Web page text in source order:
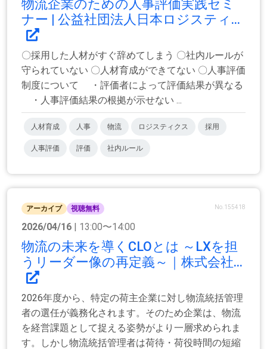
物流企業のための人事評価実践セミ
ナー | 公益社団法人日本ロジスティ...
〇採用した人材がすぐ辞めてしまう 〇社内ルールが
守られていない 〇人材育成ができてない 〇人事評価
制度について ・評価者によって評価結果が異なる
・人事評価結果の根拠が示せない ...
人材育成 人事 物流 ロジスティクス 採用
人事評価 評価 社内ルール
アーカイブ 視聴無料 No.155418
2026/04/16 | 13:00〜14:00
物流の未来を導くCLOとは ～LXを担
うリーダー像の再定義～｜株式会社...
2026年度から、特定の荷主企業に対し物流統括管理
者の選任が義務化されます。そのため企業は、物流
を経営課題として捉える姿勢がより一層求められま
す。しかし物流統括管理者は荷待・荷役時間の短縮